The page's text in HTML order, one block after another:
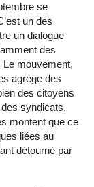
se
un des
un dialogue
des
mouvement,
agrège des
des citoyens
syndicats.
montent que ce
liées au
détourné par